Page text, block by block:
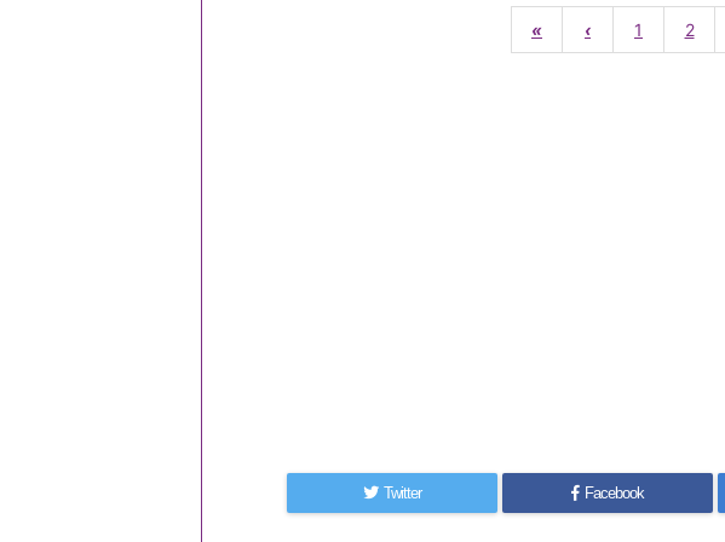
« ‹ 1 2
Twitter Facebook